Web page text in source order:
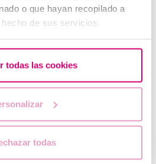
o que hayan recopilado a
de sus servicios.
todas las cookies
todas
dia per ser mare després dels